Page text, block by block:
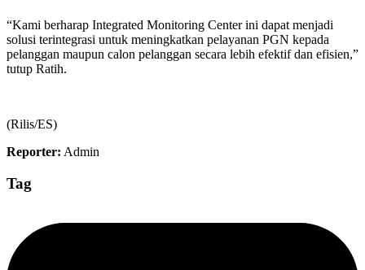
“Kami berharap Integrated Monitoring Center ini dapat menjadi
solusi terintegrasi untuk meningkatkan pelayanan PGN kepada
pelanggan maupun calon pelanggan secara lebih efektif dan efisien,”
tutup Ratih.
(Rilis/ES)
Reporter: Admin
Tag